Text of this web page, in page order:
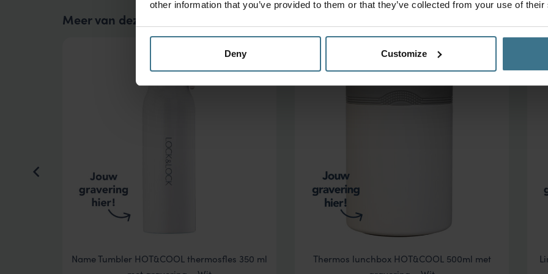
other information that you’ve provided to them or that they’ve collected from your use of
Deny Customize
Meer van deze collectie
Name Tumbler HOT&COOL thermosfles 350 ml
Thermos lunchbox HOT&COOL 500ml met